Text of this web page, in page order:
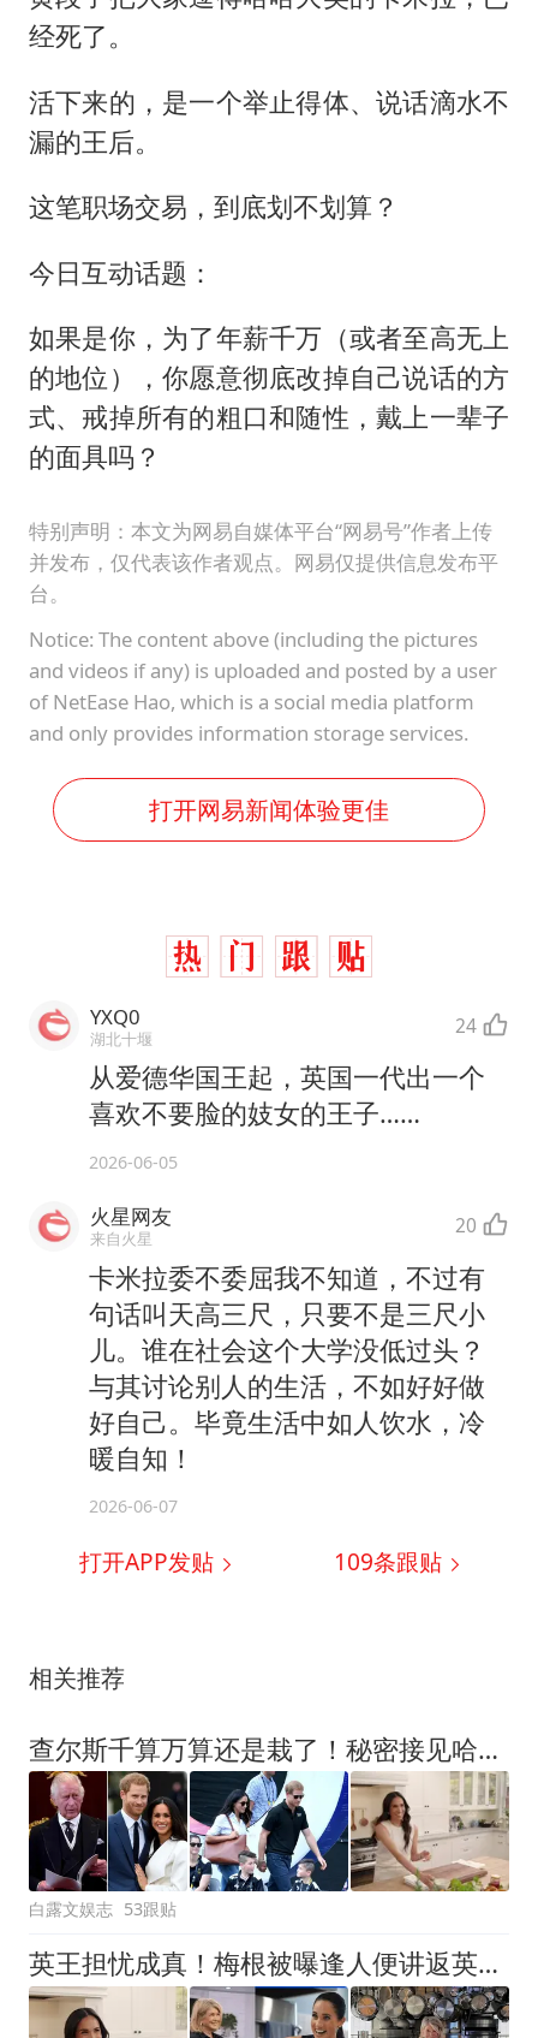
经死了。
活下来的，是一个举止得体、说话滴水不
漏的王后。
这笔职场交易，到底划不划算？
今日互动话题：
如果是你，为了年薪千万（或者至高无上
的地位），你愿意彻底改掉自己说话的方
式、戒掉所有的粗口和随性，戴上一辈子
的面具吗？
特别声明：本文为网易自媒体平台“网易号”作者上传
并发布，仅代表该作者观点。网易仅提供信息发布平
台。
Notice: The content above (including the pictures
and videos if any) is uploaded and posted by a user
of NetEase Hao, which is a social media platform
and only provides information storage services.
打开网易新闻体验更佳
YXQ0
湖北十堰 24
从爱德华国王起，英国一代出一个
喜欢不要脸的妓女的王子……
2026-06-05
火星网友
来自火星 20
卡米拉委不委屈我不知道，不过有
句话叫天高三尺，只要不是三尺小
儿。谁在社会这个大学没低过头？
与其讨论别人的生活，不如好好做
好自己。毕竟生活中如人饮水，冷
暖自知！
2026-06-07
打开APP发贴 109条跟贴
相关推荐
查尔斯千算万算还是栽了！秘密接见哈里一家，转头就被梅根在晚宴上逢人便讲
白露文娱志 53跟贴
英王担忧成真！梅根被曝逢人便讲返英见查尔斯，遭“家政女王”暗讽